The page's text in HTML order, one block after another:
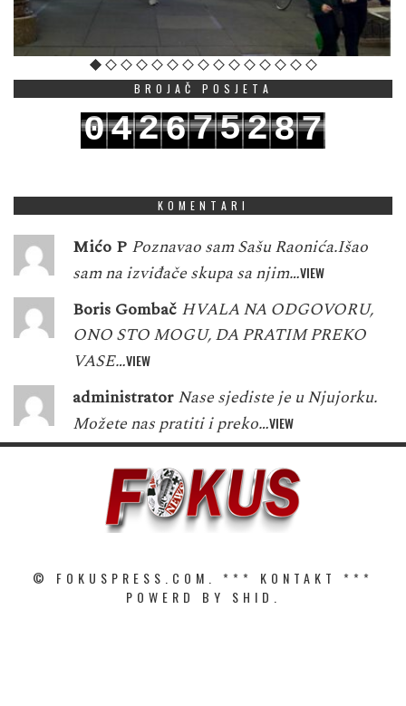
BROJAČ POSJETA
042675287
KOMENTARI
Mićo P Poznavao sam Sašu Raonića.Išao
sam na izviđače skupa sa njim…VIEW
Boris Gombač HVALA NA ODGOVORU,
ONO STO MOGU, DA PRATIM PREKO
VASE…VIEW
administrator Nase sjediste je u Njujorku.
Možete nas pratiti i preko…VIEW
© FOKUSPRESS.COM. *** KONTAKT
***
POWERD BY SHID.